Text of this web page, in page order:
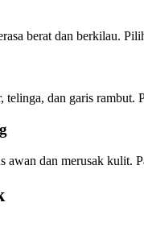
berat dan berkilau.
dan garis rambut.
dan merusak kulit.